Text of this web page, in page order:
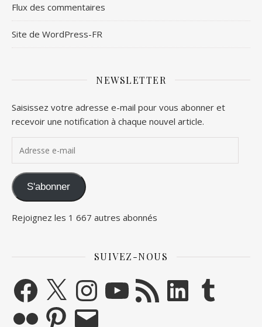
Flux des commentaires
Site de WordPress-FR
NEWSLETTER
Saisissez votre adresse e-mail pour vous abonner et
recevoir une notification à chaque nouvel article.
S'abonner
Rejoignez les 1 667 autres abonnés
SUIVEZ-NOUS
Facebook
X InstagramYouTubeFlux RSSLinkedIn Tumblr
PinterestE-mail